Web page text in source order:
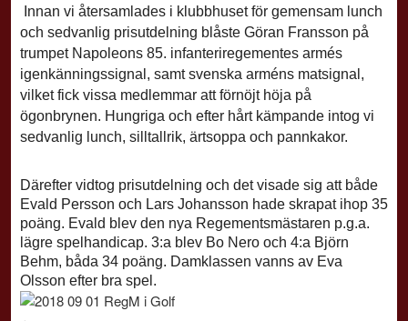
Innan vi återsamlades i klubbhuset för gemensam lunch
och sedvanlig prisutdelning blåste Göran Fransson på
trumpet Napoleons 85. infanteriregementes armés
igenkänningssignal, samt svenska arméns matsignal,
vilket fick vissa medlemmar att förnöjt höja på
ögonbrynen. Hungriga och efter hårt kämpande intog vi
sedvanlig lunch, silltallrik, ärtsoppa och pannkakor.
Därefter vidtog prisutdelning och det visade sig att både
Evald Persson och Lars Johansson hade skrapat ihop 35
poäng. Evald blev den nya Regementsmästaren p.g.a.
lägre spelhandicap. 3:a blev Bo Nero och 4:a Björn
Behm, båda 34 poäng. Damklassen vanns av Eva
Olsson efter bra spel.